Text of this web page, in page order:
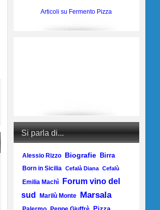
Articoli su Fermento Pizza
Si parla di...
Alessio Rizzo Biografie Birra
Born in Sicilia Cefalà Diana Cefalù
Emilia Machì
Forum vino del
sud
Marilù Monte Marsala